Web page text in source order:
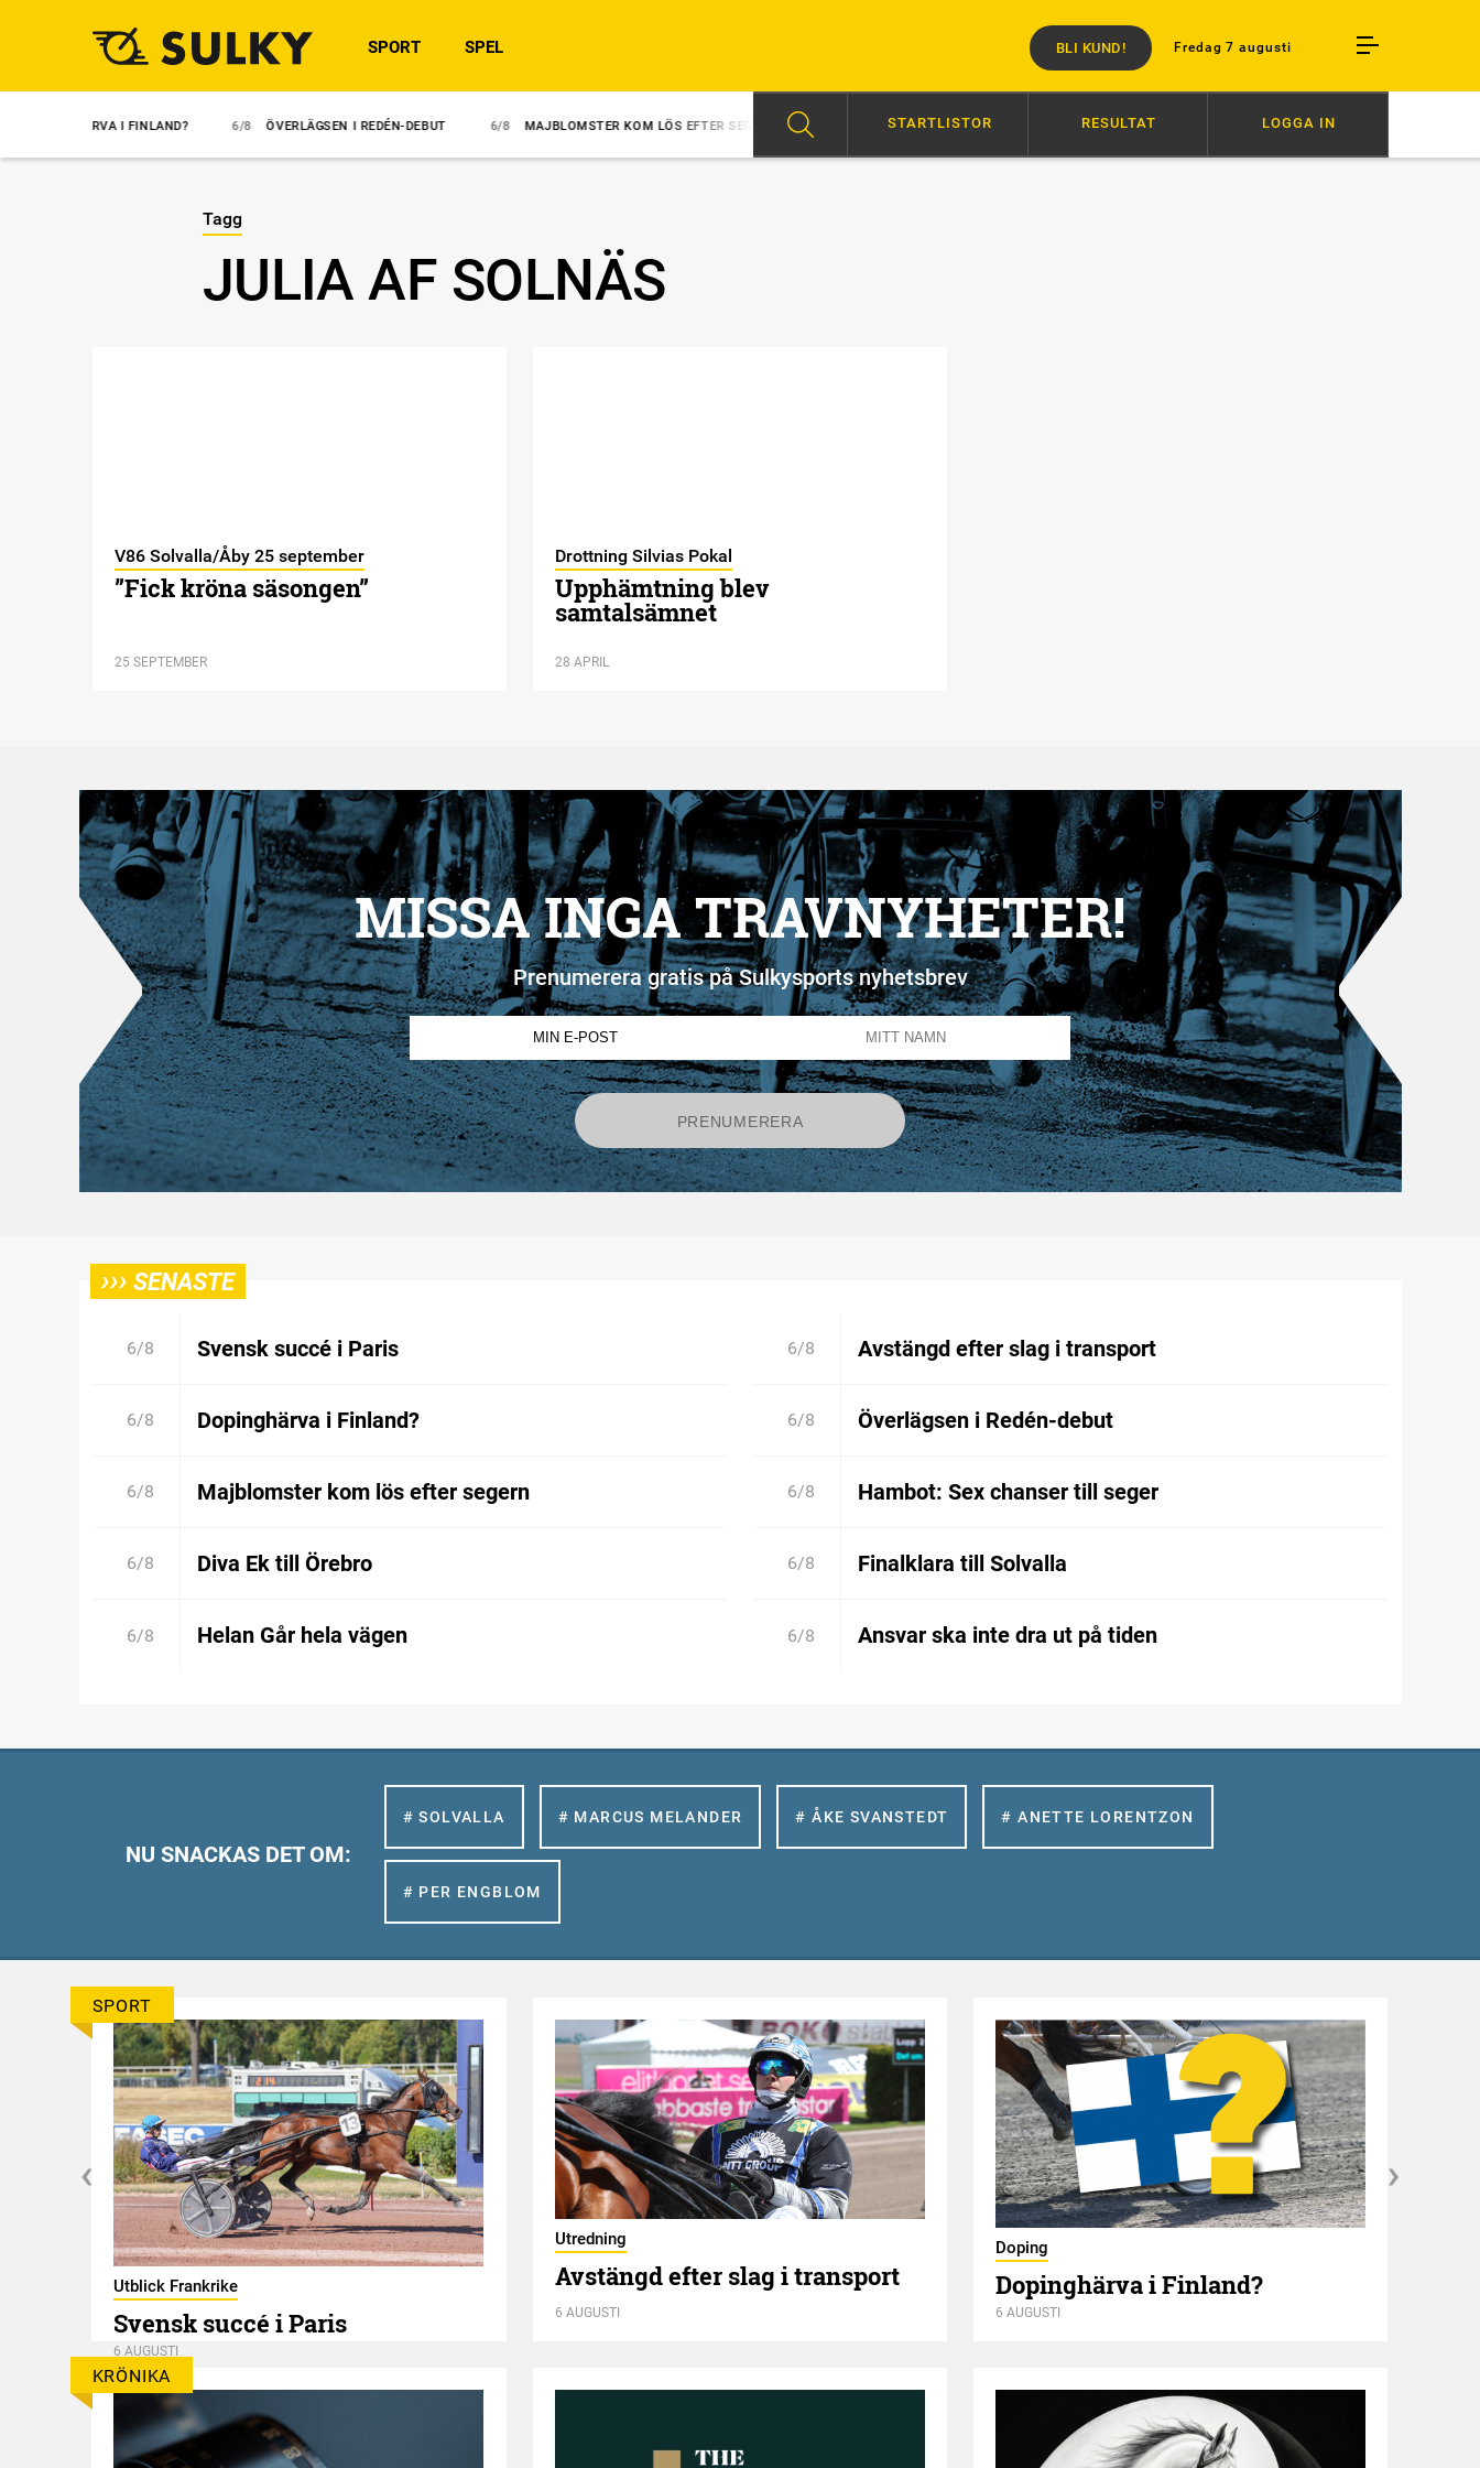
Fredag 7 augusti
SPORT SPEL BLI KUND!
I FINLAND? 6/8 ÖVERLÄGSEN I REDÉN-DEBUT 6/8 MAJBLOMSTER KOM LÖS EFTER SEGERN SVENSK SUCCÉ I PARIS 6/8 AVSTÄNGD EFTER SLAG I TRANSPORT 6/8 DOPINGHÄRVA I
STARTLISTOR RESULTAT LOGGA IN
Tagg
JULIA AF SOLNÄS
V86 Solvalla/Åby 25 september
”Fick kröna säsongen”
25 SEPTEMBER
Drottning Silvias Pokal
Upphämtning blev
samtalsämnet
28 APRIL
MISSA INGA TRAVNYHETER!
Prenumerera gratis på Sulkysports nyhetsbrev
››› SENASTE
6/8 Svensk succé i Paris 6/8 Avstängd efter slag i transport
6/8 Dopinghärva i Finland? 6/8 Överlägsen i Redén-debut
6/8 Majblomster kom lös efter segern 6/8 Hambot: Sex chanser till seger
6/8 Diva Ek till Örebro 6/8 Finalklara till Solvalla
6/8 Helan Går hela vägen 6/8 Ansvar ska inte dra ut på tiden
NU SNACKAS DET OM:
# SOLVALLA # MARCUS MELANDER # ÅKE SVANSTEDT # ANETTE LORENTZON
# PER ENGBLOM
SPORT
Utblick Frankrike
Svensk succé i Paris
6 AUGUSTI
Utredning
Avstängd efter slag i transport
6 AUGUSTI
Doping
Dopinghärva i Finland?
6 AUGUSTI
KRÖNIKA